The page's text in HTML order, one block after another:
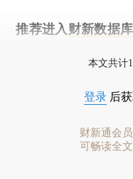
推荐进入 财新数据库
本文共计
登录 后
财新通会员
可畅读全文